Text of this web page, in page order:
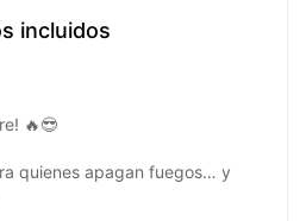
incluidos
🔥😎
quienes apagan fuegos… y